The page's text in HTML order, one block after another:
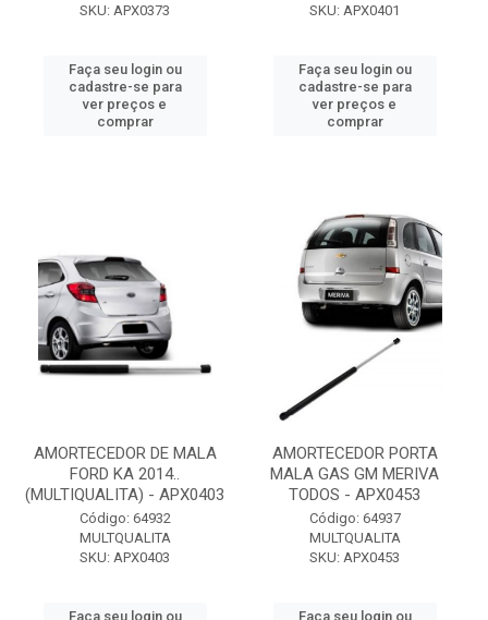
SKU: APX0373
Faça seu login ou
cadastre-se para
ver preços e
comprar
SKU: APX0401
Faça seu login ou
cadastre-se para
ver preços e
comprar
AMORTECEDOR DE MALA
FORD KA 2014..
(MULTIQUALITA) - APX0403
Código: 64932
MULTQUALITA
SKU: APX0403
Faça seu login ou
AMORTECEDOR PORTA
MALA GAS GM MERIVA
TODOS - APX0453
Código: 64937
MULTQUALITA
SKU: APX0453
Faça seu login ou